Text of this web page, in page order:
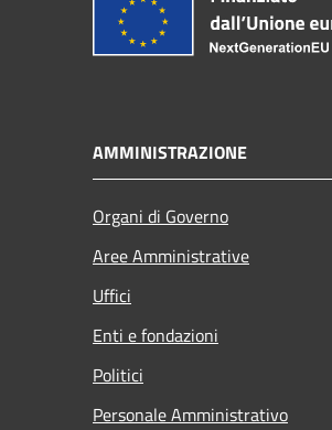
AMMINISTRAZIONE
Organi di Governo
Aree Amministrative
Uffici
Enti e fondazioni
Politici
Personale Amministrativo